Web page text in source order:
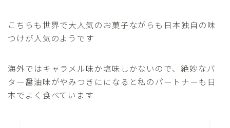
こちらも世界で大人気のお菓子ながらも日本独自の味
つけが人気のようです
海外ではキャラメル味か塩味しかないので、絶妙なバ
ター醤油味がやみつきにになると私のパートナーも日
本でよく食べています